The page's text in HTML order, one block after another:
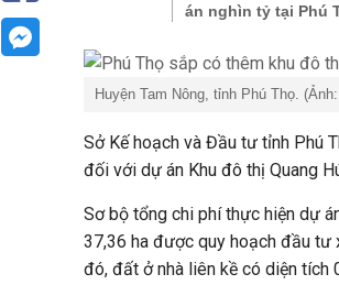
án nghìn tỷ tại Phú
Huyện Tam Nông, tỉnh Phú Thọ. (Ảnh:
Sở Kế hoạch và Đầu tư tỉnh Phú
đối với dự án Khu đô thị Quang
Sơ bộ tổng chi phí thực hiện dự
37,36 ha được quy hoạch đầu tư
đó, đất ở nhà liên kề có diện tích